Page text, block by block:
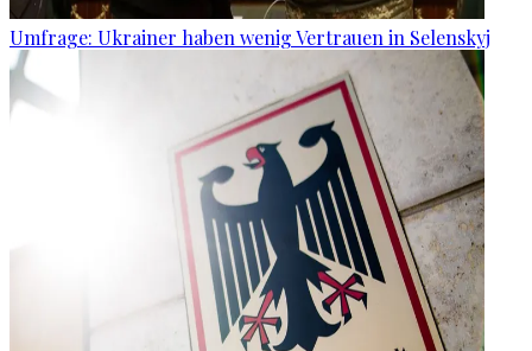
Umfrage: Ukrainer haben wenig Vertrauen in Selenskyj